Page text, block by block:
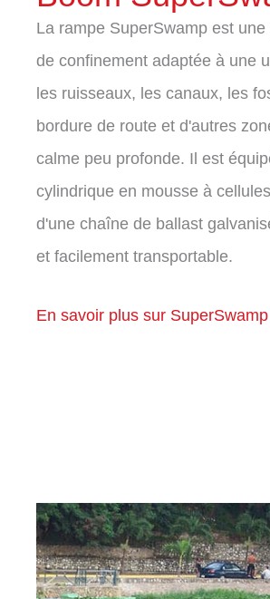
La rampe SuperSwamp est
de confinement adaptée à une
les ruisseaux, les canaux, les
bordure de route et d'autres
calme peu profonde. Il est
cylindrique en mousse à
d'une chaîne de ballast
et facilement transportable.
En savoir plus sur